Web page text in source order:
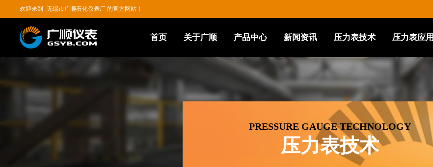
欢迎来到- 无锡市广顺石化仪表厂 的官方网站！
首页 关于广顺 产品中心 新闻资讯 压力表技术 压力表应用
PRESSURE GAUGE TECHNOLOGY
压力表技术